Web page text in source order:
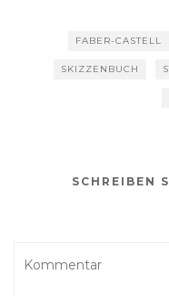
FABER-CASTELL
SKIZZENBUCH
SCHREIBEN